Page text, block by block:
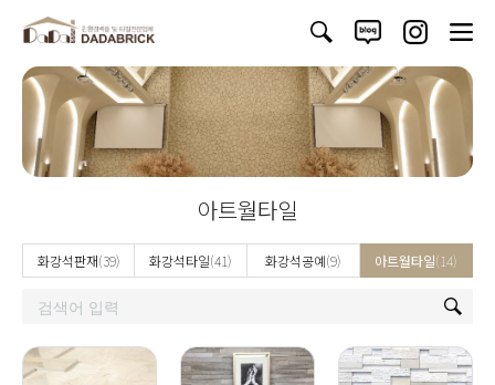
아트월타일
화강석판재(39) 화강석타일(41) 화강석공예(9) 아트월타일(14)